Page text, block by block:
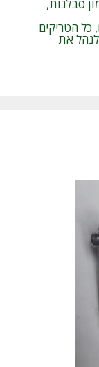
סבלנות,
כל הטריקים
לנהל את